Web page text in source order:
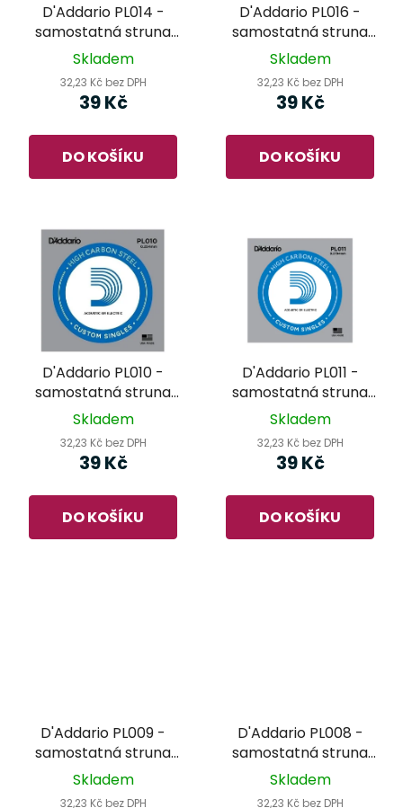
D'Addario PL014 -
samostatná struna
pro kytaru
Skladem
32,23 Kč bez DPH
39 Kč
DO KOŠÍKU
D'Addario PL016 -
samostatná struna
pro kytaru
Skladem
32,23 Kč bez DPH
39 Kč
DO KOŠÍKU
D'Addario PL010 -
samostatná struna
pro kytaru
Skladem
32,23 Kč bez DPH
39 Kč
DO KOŠÍKU
D'Addario PL011 -
samostatná struna
pro kytaru
Skladem
32,23 Kč bez DPH
39 Kč
DO KOŠÍKU
D'Addario PL009 -
samostatná struna
pro kytaru
Skladem
32,23 Kč bez DPH
D'Addario PL008 -
samostatná struna
pro kytaru
Skladem
32,23 Kč bez DPH